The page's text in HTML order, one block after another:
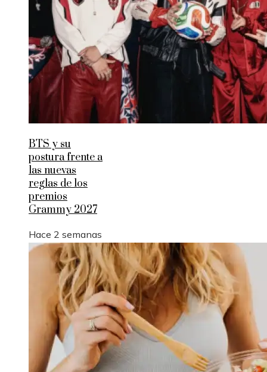
BTS y su
postura frente a
las nuevas
reglas de los
premios
Grammy 2027
Hace 2 semanas